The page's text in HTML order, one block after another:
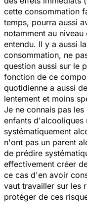
cette consommation
temps, pourra aussi
notamment au
entendu. Il y a aussi
consommation, ne
question aussi sur le
fonction de ce
quotidienne a aussi
lentement et moins
Je ne connais pas
enfants d'alcooliques
systématiquement
n'ont pas un parent
de prédire
effectivement créer
ce cas d'en avoir
vaut travailler sur les
protéger de ces